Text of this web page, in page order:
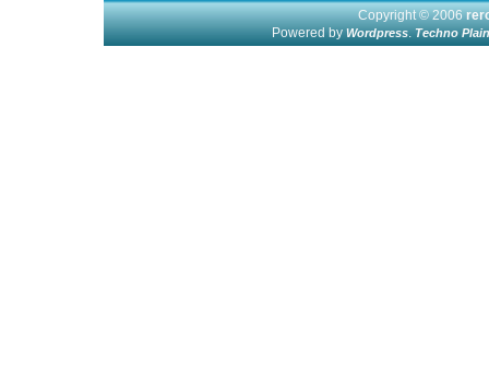
Copyright © 2006
Powered byWordpress.Techno Plain